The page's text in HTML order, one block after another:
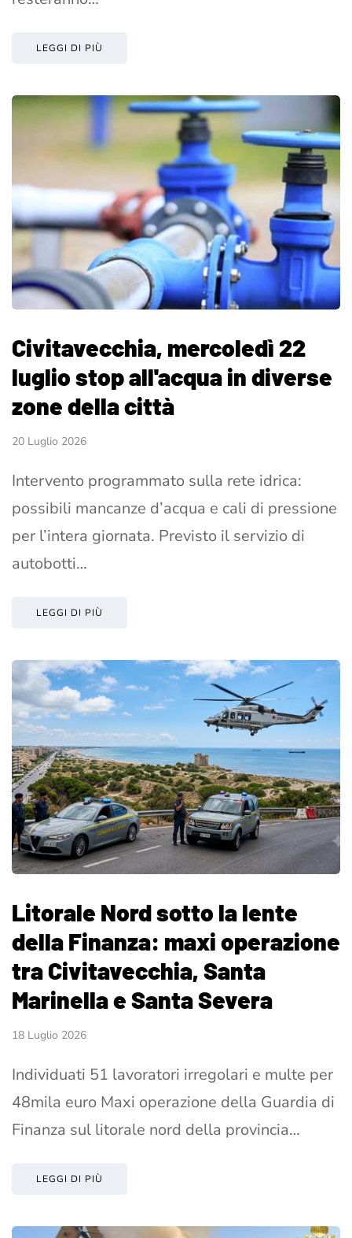
LEGGI DI PIÙ
Civitavecchia, mercoledì 22
luglio stop all'acqua in diverse
zone della città
20 Luglio 2026
Intervento programmato sulla rete idrica:
possibili mancanze d’acqua e cali di pressione
per l’intera giornata. Previsto il servizio di
autobotti…
LEGGI DI PIÙ
Litorale Nord sotto la lente
della Finanza: maxi operazione
tra Civitavecchia, Santa
Marinella e Santa Severa
18 Luglio 2026
Individuati 51 lavoratori irregolari e multe per
48mila euro Maxi operazione della Guardia di
Finanza sul litorale nord della provincia…
LEGGI DI PIÙ